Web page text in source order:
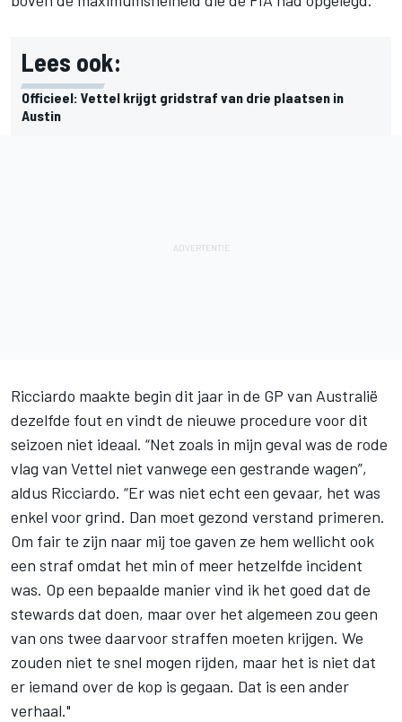
Lees ook:
Officieel: Vettel krijgt gridstraf van drie plaatsen in
Austin
Ricciardo maakte begin dit jaar in de GP van Australië
dezelfde fout en vindt de nieuwe procedure voor dit
seizoen niet ideaal. “Net zoals in mijn geval was de rode
vlag van Vettel niet vanwege een gestrande wagen”,
aldus Ricciardo. “Er was niet echt een gevaar, het was
enkel voor grind. Dan moet gezond verstand primeren.
Om fair te zijn naar mij toe gaven ze hem wellicht ook
een straf omdat het min of meer hetzelfde incident
was. Op een bepaalde manier vind ik het goed dat de
stewards dat doen, maar over het algemeen zou geen
van ons twee daarvoor straffen moeten krijgen. We
zouden niet te snel mogen rijden, maar het is niet dat
er iemand over de kop is gegaan. Dat is een ander
verhaal."